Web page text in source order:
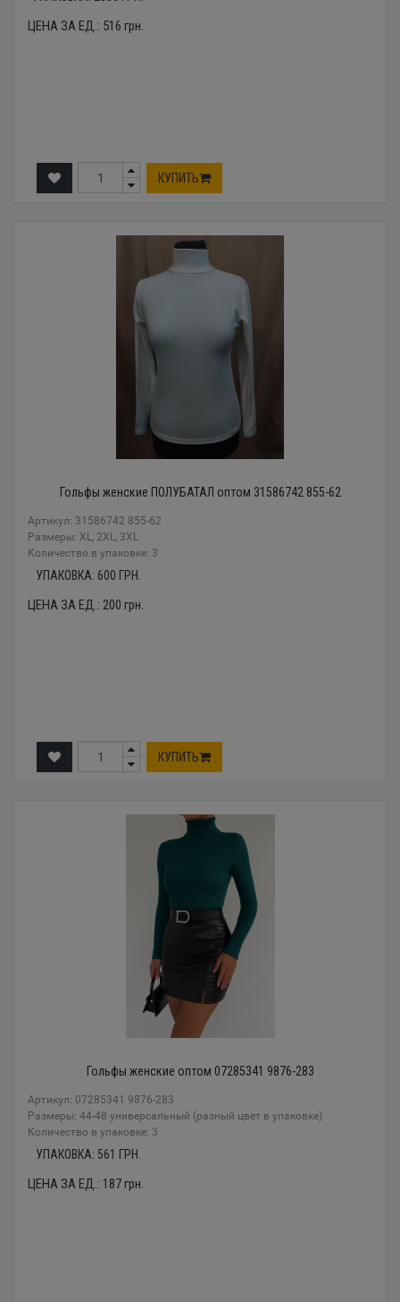
ЦЕНА ЗА ЕД.: 516 грн.
КУПИТЬ
Гольфы женские ПОЛУБАТАЛ оптом 31586742 855-62
Артикул: 31586742 855-62
Размеры: XL, 2XL, 3XL
Количество в упаковке: 3
УПАКОВКА: 600 ГРН.
ЦЕНА ЗА ЕД.: 200 грн.
КУПИТЬ
Гольфы женские оптом 07285341 9876-283
Артикул: 07285341 9876-283
Размеры: 44-48 универсальный (разный цвет в упаковке)
Количество в упаковке: 3
УПАКОВКА: 561 ГРН.
ЦЕНА ЗА ЕД.: 187грн.